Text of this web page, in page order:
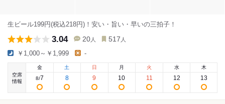
生ビール199円(税込218円)！安い・旨い・早いの三拍子！
3.04 20 人 517 人
￥1,000～￥1,999 -
空席
情報
金
8/7
土
8
日
9
月
10
火
11
水
12
木
13